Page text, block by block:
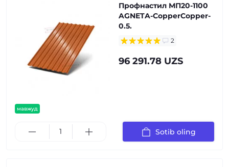
мавжуд
Профнастил МП20-1100
AGNETA-CopperCopper-
0.5.
2
96 291.78 UZS
Sotib oling